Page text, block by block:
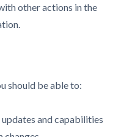
other actions in the
should be able to:
and capabilities